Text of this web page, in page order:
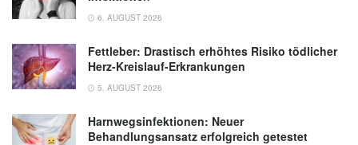
6. AUGUST 2026
Fettleber: Drastisch erhöhtes Risiko tödlicher
Herz-Kreislauf-Erkrankungen
5. AUGUST 2026
Harnwegsinfektionen: Neuer
Behandlungsansatz erfolgreich getestet